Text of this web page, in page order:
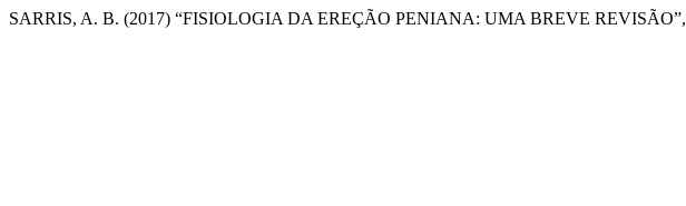
SARRIS, A. B. (2017) “FISIOLOGIA DA EREÇÃO PENIANA: UMA BREVE REVISÃO”,